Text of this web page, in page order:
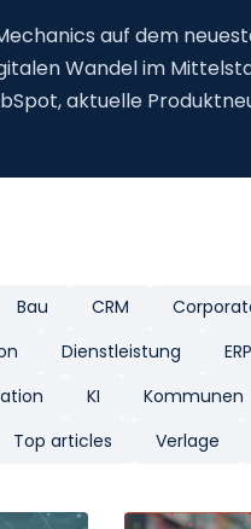
auf dem
Wandel im
aktuelle
Bau CRM
Dienstleistung ERP
KI Kommunen
Top articles Verlage